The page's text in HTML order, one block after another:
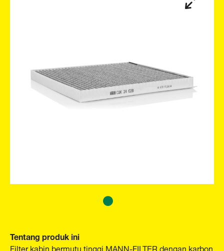
Tentang produk ini
Filter kabin bermutu tinggi MANN-FILTER dengan karbon